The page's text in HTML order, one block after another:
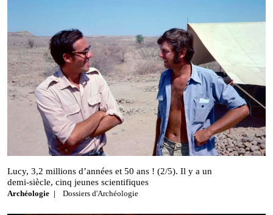
Lucy, 3,2 millions d’années et 50 ans ! (2/5). Il y a un
demi‑siècle, cinq jeunes scientifiques
Archéologie Dossiers d'Archéologie